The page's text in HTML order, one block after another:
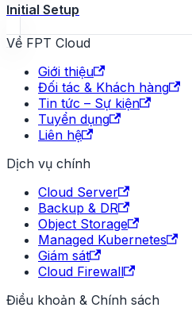
Initial Setup
Về FPT Cloud
Giới thiệu
Đối tác & Khách hàng
Tin tức – Sự kiện
Tuyển dụng
Liên hệ
Dịch vụ chính
Cloud Server
Backup & DR
Object Storage
Managed Kubernetes
Giám sát
Cloud Firewall
Điều khoản & Chính sách